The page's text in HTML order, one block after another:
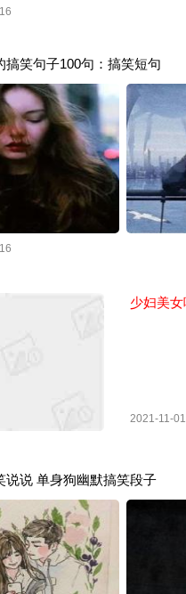
搞笑句子100句：搞笑短句
少妇美
2021-11-01
说说 单身狗幽默搞笑段子